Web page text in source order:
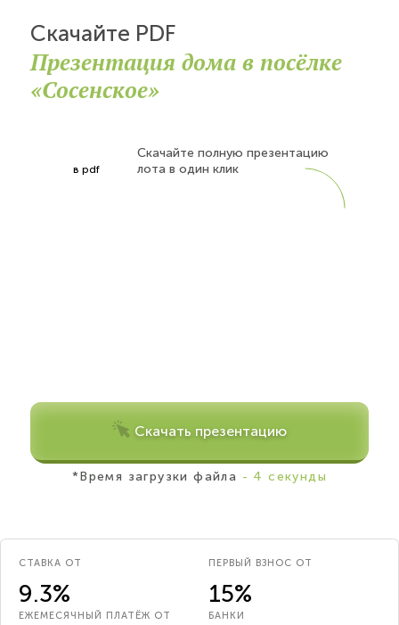
Скачайте PDF
Презентация дома в посёлке
«Сосенское»
в pdf
Скачайте полную презентацию
лота в один клик
Скачать презентацию
*Время загрузки файла - 4 секунды
СТАВКА ОТ
9.3%
ПЕРВЫЙ ВЗНОС ОТ
15%
ЕЖЕМЕСЯЧНЫЙ ПЛАТЁЖ ОТ БАНКИ